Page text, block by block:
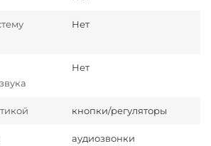
Нет
Нет
кнопки/регуляторы
аудиозвонки